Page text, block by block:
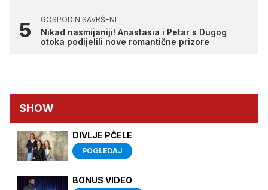
GOSPODIN SAVRŠENI
Nikad nasmijaniji! Anastasia i Petar s Dugog
otoka podijelili nove romantične prizore
SHOW
DIVLJE PČELE
POGLEDAJ
BONUS VIDEO